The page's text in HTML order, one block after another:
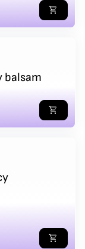
shopping_cart
balsam
shopping_cart
shopping_cart